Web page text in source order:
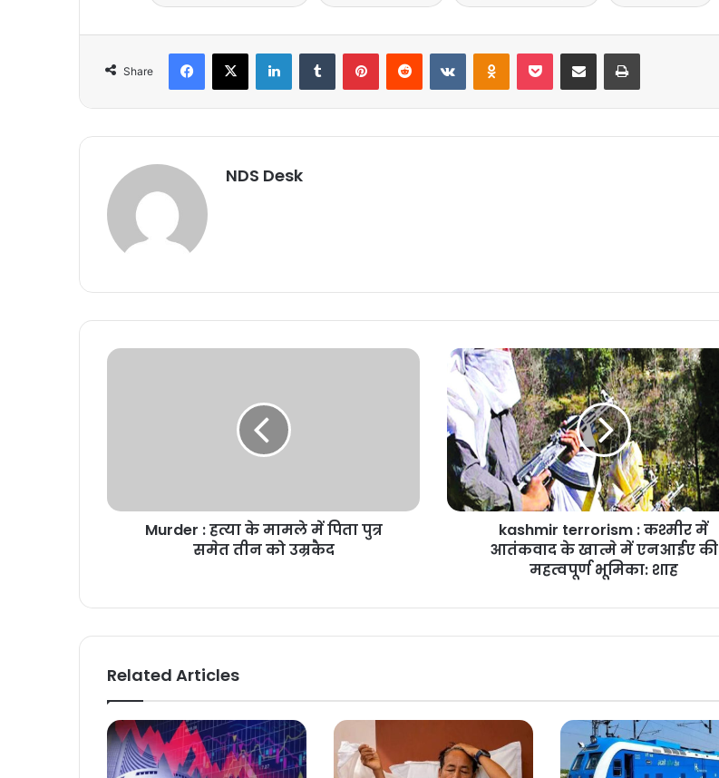
Share
NDS Desk
Murder : हत्या के मामले में पिता पुत्र
समेत तीन को उम्रकैद
kashmir terrorism : कश्मीर में
आतंकवाद के खात्मे में एनआईए की
महत्वपूर्ण भूमिका: शाह
Related Articles